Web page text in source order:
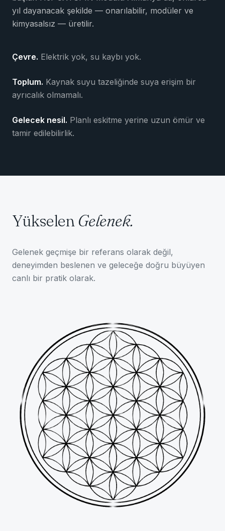
yıl dayanacak şekilde — onarılabilir, modüler ve
kimyasalsız — üretilir.
Çevre. Elektrik yok, su kaybı yok.
Toplum. Kaynak suyu tazeliğinde suya erişim bir
ayrıcalık olmamalı.
Gelecek nesil. Planlı eskitme yerine uzun ömür ve
tamir edilebilirlik.
Yükselen Gelenek.
Gelenek geçmişe bir referans olarak değil,
deneyimden beslenen ve geleceğe doğru büyüyen
canlı bir pratik olarak.